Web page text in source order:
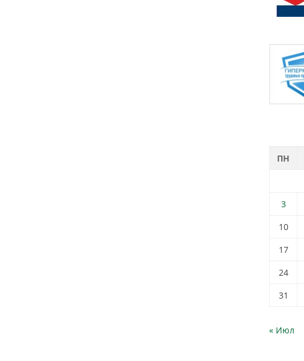
ПН
3
10
17
24
31
« Июл